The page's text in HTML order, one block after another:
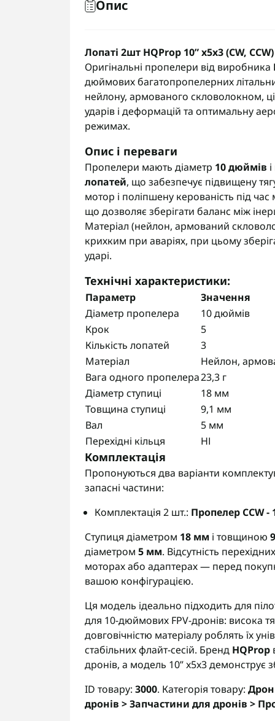
Опис
Лопаті 2шт HQProp 10” x5x3 (CW,
Оригінальні пропелери від виробника
дюймових багатопропелерних
нейлону, армованого скловолокном, ці
ударів і деформацій та оптимальну
режимах.
Опис і переваги
Пропелери мають діаметр 10 дюймів
лопатей, що забезпечує підвищену
мотор і поліпшену керованість під
що дозволяє зберігати баланс між
Матеріал (нейлон, армований
крихким при аваріях, при цьому
ударі.
Технічні характеристики:
Параметр
Значення
Діаметр пропелера
10 дюймів
Крок
5
Кількість лопатей
3
Матеріал
Нейлон,
Вага одного пропелера23,3 г
Діаметр ступиці
18 мм
Товщина ступиці
9,1 мм
Вал
5 мм
Перехідні кільця
НІ
Комплектація
Пропонуються два варіанти
запасні частини:
Комплектація 2 шт.: Пропелер CCW -
Ступиця діаметром 18 мм і товщиною
діаметром 5 мм. Відсутність
моторах або адаптерах — перед
вашою конфігурацією.
Ця модель ідеально підходить для
для 10-дюймових FPV-дронів: висока
довговічністю матеріалу роблять їх
стабільних флайт-сесій. Бренд HQProp
дронів, а модель 10” x5x3 демонструє
ID товару: 3000. Категорія товару:
дронів > Запчастини для дронів >